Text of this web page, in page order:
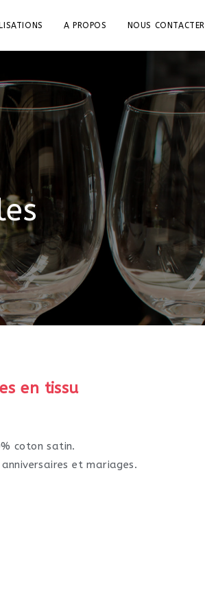
A PROPOS NOUS CONTACTER
en tissu
coton satin.
et mariages.